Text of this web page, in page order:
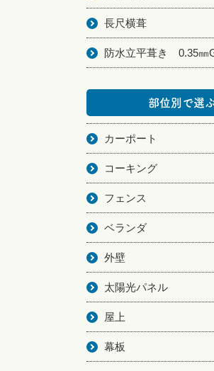
長尺横葺
防水立平葺き 0.35㎜
部位別で選
カーポート
コーキング
フェンス
ベランダ
外壁
太陽光パネル
屋上
幕板